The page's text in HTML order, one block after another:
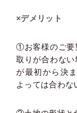
×デメリット
①お客様のご要
取りが合わな
が最初から決
よっては合わな